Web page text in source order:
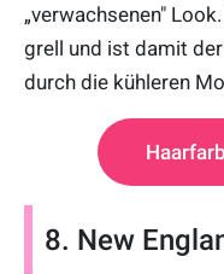
„verwachsenen"
grell und ist damit
durch die kühleren
8. New